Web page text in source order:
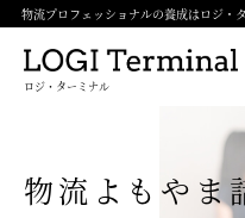
物流プロフェッショナルの養成はロジ・
ロジ・ターミナル
物流よもやま